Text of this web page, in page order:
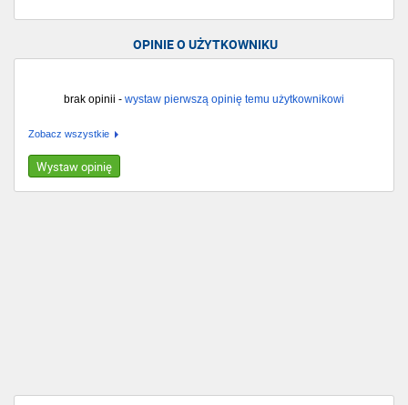
OPINIE O UŻYTKOWNIKU
brak opinii - wystaw pierwszą opinię temu użytkownikowi
Zobacz wszystkie
Wystaw opinię